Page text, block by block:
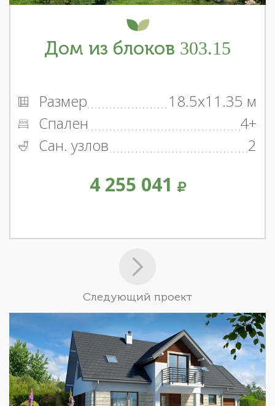
Дом из блоков 303.15
Размер
18.5x11.35 м
Спален
4+
Сан. узлов
2
4 255 041
Следующий проект